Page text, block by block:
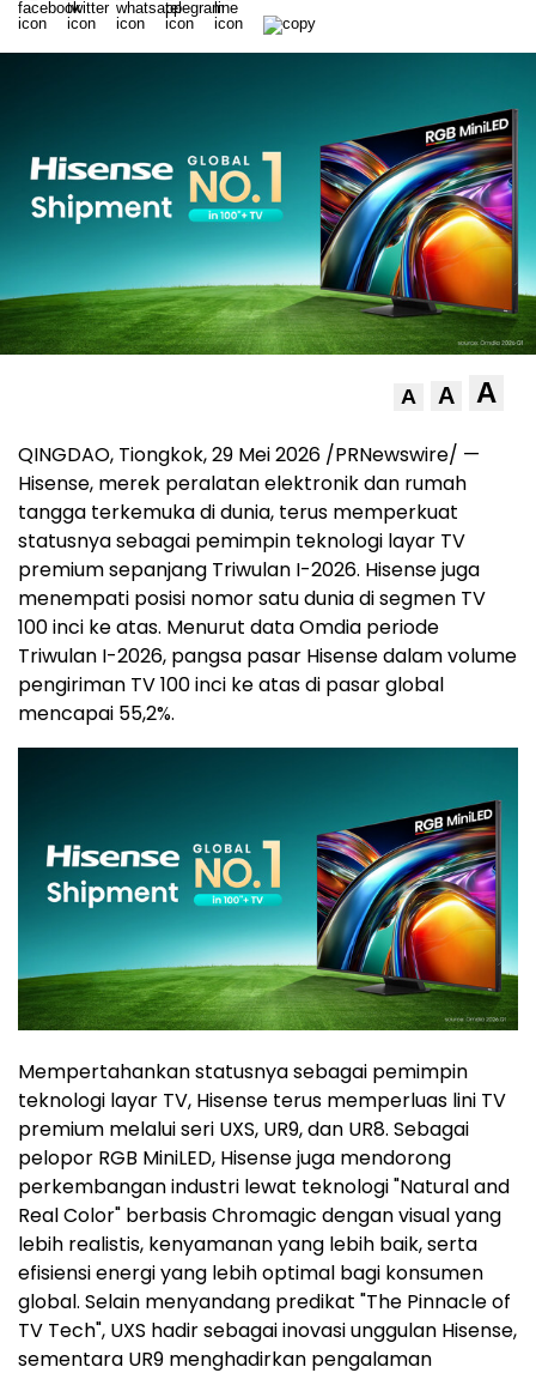
A A A
QINGDAO, Tiongkok, 29 Mei 2026 /PRNewswire/ —
Hisense, merek peralatan elektronik dan rumah
tangga terkemuka di dunia, terus memperkuat
statusnya sebagai pemimpin teknologi layar TV
premium sepanjang Triwulan I-2026. Hisense juga
menempati posisi nomor satu dunia di segmen TV
100 inci ke atas. Menurut data Omdia periode
Triwulan I-2026, pangsa pasar Hisense dalam volume
pengiriman TV 100 inci ke atas di pasar global
mencapai 55,2%.
Mempertahankan statusnya sebagai pemimpin
teknologi layar TV, Hisense terus memperluas lini TV
premium melalui seri UXS, UR9, dan UR8. Sebagai
pelopor RGB MiniLED, Hisense juga mendorong
perkembangan industri lewat teknologi "Natural and
Real Color" berbasis Chromagic dengan visual yang
lebih realistis, kenyamanan yang lebih baik, serta
efisiensi energi yang lebih optimal bagi konsumen
global. Selain menyandang predikat "The Pinnacle of
TV Tech", UXS hadir sebagai inovasi unggulan Hisense,
sementara UR9 menghadirkan pengalaman